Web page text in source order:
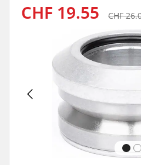
CHF 19.55 CHF